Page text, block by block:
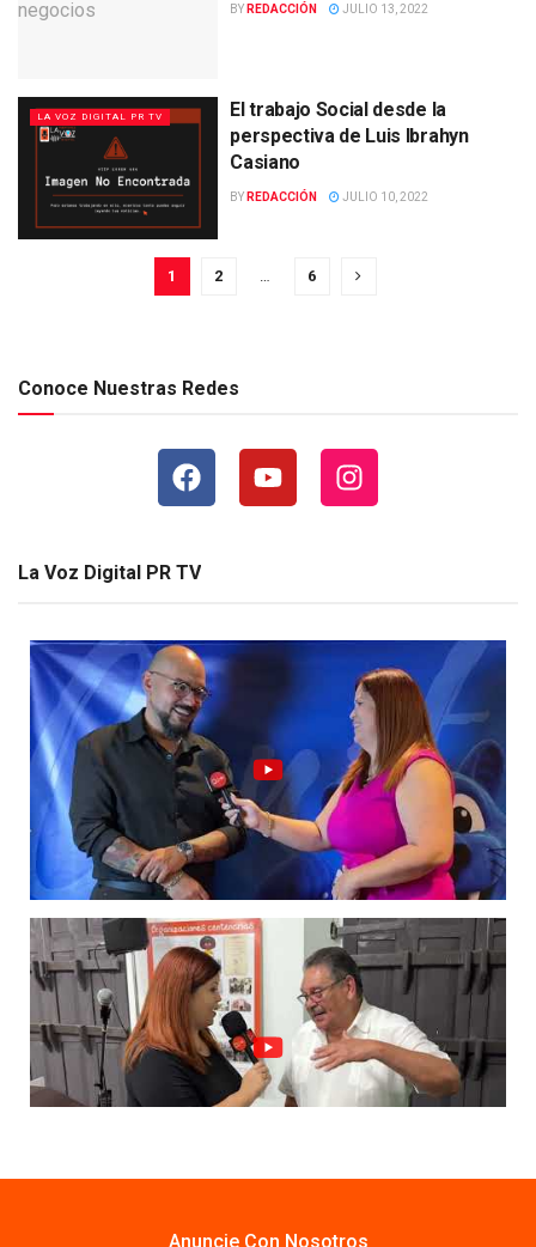
BY REDACCIÓN JULIO 13, 2022
LA VOZ DIGITAL PR TV
El trabajo Social desde la
perspectiva de Luis Ibrahyn
Casiano
BY REDACCIÓN JULIO 10, 2022
1 2 … 6
Conoce Nuestras Redes
La Voz Digital PR TV
Anuncie Con Nosotros